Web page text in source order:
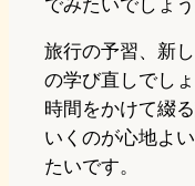
でみたいでしょう
旅行の予習、新
の学び直しでし
時間をかけて綴
いくのが心地よ
たいです。